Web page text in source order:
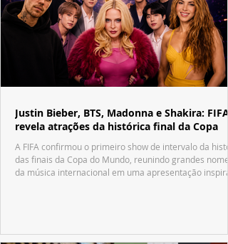
Justin Bieber, BTS, Madonna e Shakira: FIFA
revela atrações da histórica final da Copa
A FIFA confirmou o primeiro show de intervalo da
das finais da Copa do Mundo, reunindo grandes nomes
da música internacional em uma apresentação